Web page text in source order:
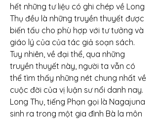
hết những tư liệu có ghi chép về Long
Thụ đều là những truyền thuyết được
biến tấu cho phù hợp với tư tưởng và
giáo lý của của tác giả soạn sách.
Tuy nhiên, về đại thể, qua những
truyền thuyết này, người ta vẫn có
thể tìm thấy những nét chung nhất về
cuộc đời của vị luận sư nổi danh nay.
Long Thụ, tiếng Phạn gọi là Nagajuna
sinh ra trong một gia đình Bà la môn